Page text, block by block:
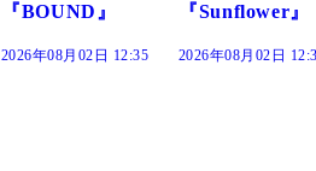
『Sunflower』
2026年08月02日 12:30
だまり』
2026年08月02日